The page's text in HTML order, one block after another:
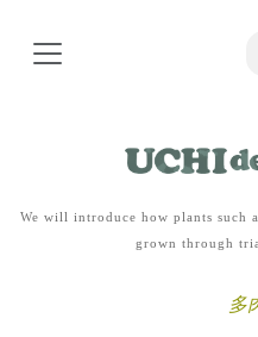
We will introduce how plants such
grown through
多